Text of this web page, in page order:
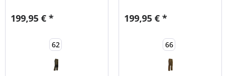
199,95 € *
62
199,95 € *
66